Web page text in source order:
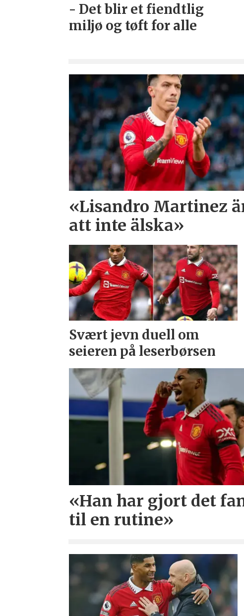
- Det blir et fiendtlig
miljø og tøft for alle
«Lisandro Martinez
att inte älska»
Svært jevn duell om
seieren på leserbørsen
«Han har gjort det
til en rutine»